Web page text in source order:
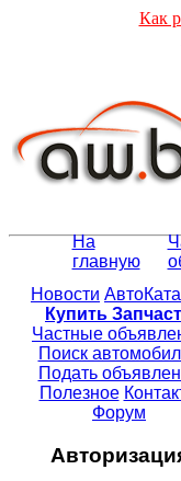
Как
На
главную
Новости
Купить
Частные
Поиск
Подать
Полезное
Форум